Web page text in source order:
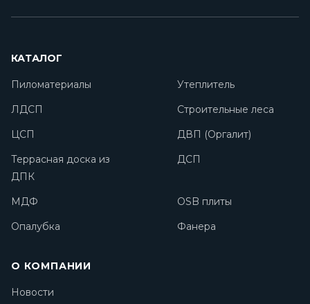
КАТАЛОГ
Пиломатериалы
Утеплитель
ЛДСП
Строительные леса
ЦСП
ДВП (Оргалит)
Террасная доска из
ДПК
ДСП
МДФ
OSB плиты
Опалубка
Фанера
О КОМПАНИИ
Новости